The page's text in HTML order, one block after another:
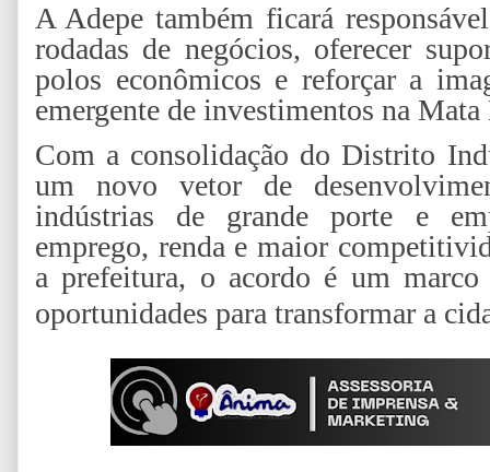
A Adepe também ficará
rodadas de negócios, oferecer
polos econômicos e reforçar a
emergente de investimentos na
Com a consolidação do Distrito
um novo vetor de
indústrias de grande porte e
emprego, renda e maior
a prefeitura, o acordo é um
oportunidades para transformar a